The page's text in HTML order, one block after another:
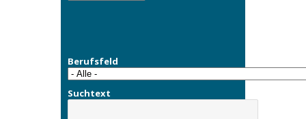
Berufsfeld
Suchtext